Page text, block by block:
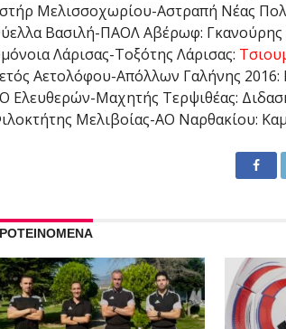
Μελισσοχωρίου-Αστραπή Νέας
Βασιλή-ΠΑΟΛ Αβέρωφ: Γκανούρης
Λάρισας-Τοξότης Λάρισας:
Αετολόφου-Απόλλων Γαλήνης 2016:
Ελευθερών-Μαχητής Τερψιθέας:
Μελιβοίας-ΑΟ Ναρθακίου: